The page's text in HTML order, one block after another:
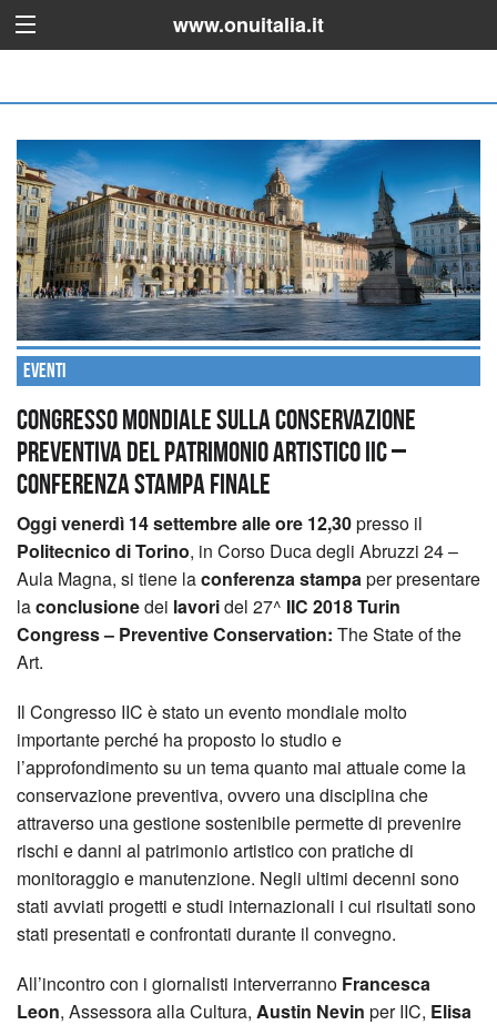
www.onuitalia.it
Eventi
CONGRESSO MONDIALE SULLA CONSERVAZIONE
PREVENTIVA DEL PATRIMONIO ARTISTICO IIC –
Conferenza stampa finale
Oggi venerdì 14 settembrealle ore 12,30presso il
Politecnico di Torino, in Corso Duca degli Abruzzi 24 –
Aula Magna, si tiene laconferenza stampaper presentare
laconclusionedei lavoridel 27^ IIC 2018 Turin
Congress – Preventive Conservation: The State of the
Art.
Il Congresso IIC è stato un evento mondiale molto
importante perché ha proposto lo studio e
l’approfondimento su un tema quanto mai attuale come la
conservazione preventiva, ovvero una disciplina che
attraverso una gestione sostenibile permette di prevenire
rischi e danni al patrimonio artistico con pratiche di
monitoraggio e manutenzione. Negli ultimi decenni sono
stati avviati progetti e studi internazionali i cui risultati sono
stati presentati e confrontati durante il convegno.
All’incontro con i giornalisti interverranno Francesca
Leon, Assessora alla Cultura, Austin Nevin per IIC, Elisa